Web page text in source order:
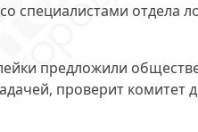
специалистами отдела
предложили
проверит комитет